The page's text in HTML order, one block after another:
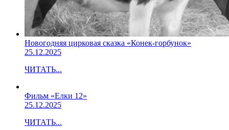
Новогодняя цирковая сказка «Конек-горбунок»
25.12.2025
ЧИТАТЬ...
Фильм «Елки 12»
25.12.2025
ЧИТАТЬ...